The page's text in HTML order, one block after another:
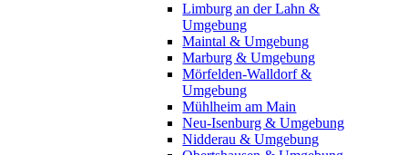
Limburg an der Lahn &
Umgebung
Maintal & Umgebung
Marburg & Umgebung
Mörfelden-Walldorf &
Umgebung
Mühlheim am Main
Neu-Isenburg & Umgebung
Nidderau & Umgebung